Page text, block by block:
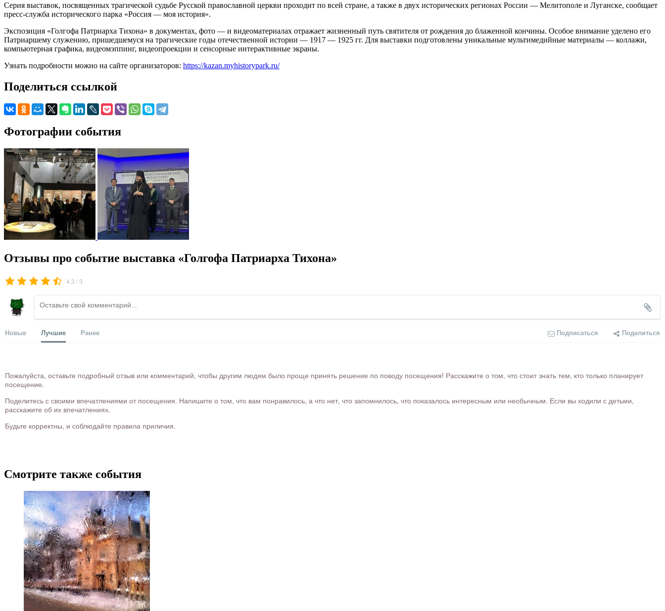
Серия выставок, посвященных трагической судьбе Русской православной церкви проходит по всей стране, а также в двух исторических регионах России — Мелитополе и Луганске, сообщает
пресс-служба исторического парка «Россия — моя история».
Экспозиция «Голгофа Патриарха Тихона» в документах, фото — и видеоматериалах отражает жизненный путь святителя от рождения до блаженной кончины. Особое внимание уделено его
Патриаршему служению, пришедшемуся на трагические годы отечественной истории — 1917 — 1925 гг. Для выставки подготовлены уникальные мультимедийные материалы — коллажи,
компьютерная графика, видеомэппинг, видеопроекции и сенсорные интерактивные экраны.
Узнать подробности можно на сайте организаторов: https://kazan.myhistorypark.ru/
Поделиться ссылкой
Фотографии события
Отзывы про событие выставка «Голгофа Патриарха Тихона»
4.3 /3
Новые Лучшие Ранее Подписаться Поделиться
Пожалуйста, оставьте подробный отзыв или комментарий, чтобы другим людям было проще принять решение по поводу посещения! Расскажите о том, что стоит знать тем, кто только планирует
посещение.
Поделитесь с своими впечатлениями от посещения. Напишите о том, что вам понравилось, а что нет, что запомнилось, что показалось интересным или необычным. Если вы ходили с детьми,
расскажите об их впечатлениях.
Будьте корректны, и соблюдайте правила приличия.
Смотрите также события